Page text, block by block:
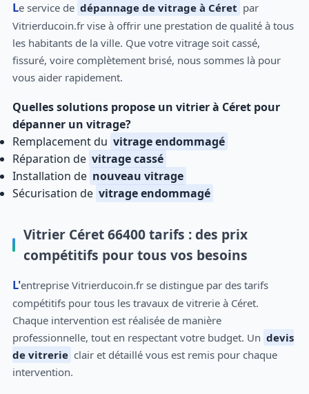
Le service de dépannage de vitrage à Céret par
Vitrierducoin.fr vise à offrir une prestation de qualité à tous
les habitants de la ville. Que votre vitrage soit cassé,
fissuré, voire complètement brisé, nous sommes là pour
vous aider rapidement.
Quelles solutions propose un vitrier à Céret pour
dépanner un vitrage?
Remplacement du vitrage endommagé
Réparation de vitrage cassé
Installation de nouveau vitrage
Sécurisation de vitrage endommagé
Vitrier Céret 66400 tarifs : des prix
compétitifs pour tous vos besoins
L'entreprise Vitrierducoin.fr se distingue par des tarifs
compétitifs pour tous les travaux de vitrerie à Céret.
Chaque intervention est réalisée de manière
professionnelle, tout en respectant votre budget. Un devis
de vitrerie clair et détaillé vous est remis pour chaque
intervention.